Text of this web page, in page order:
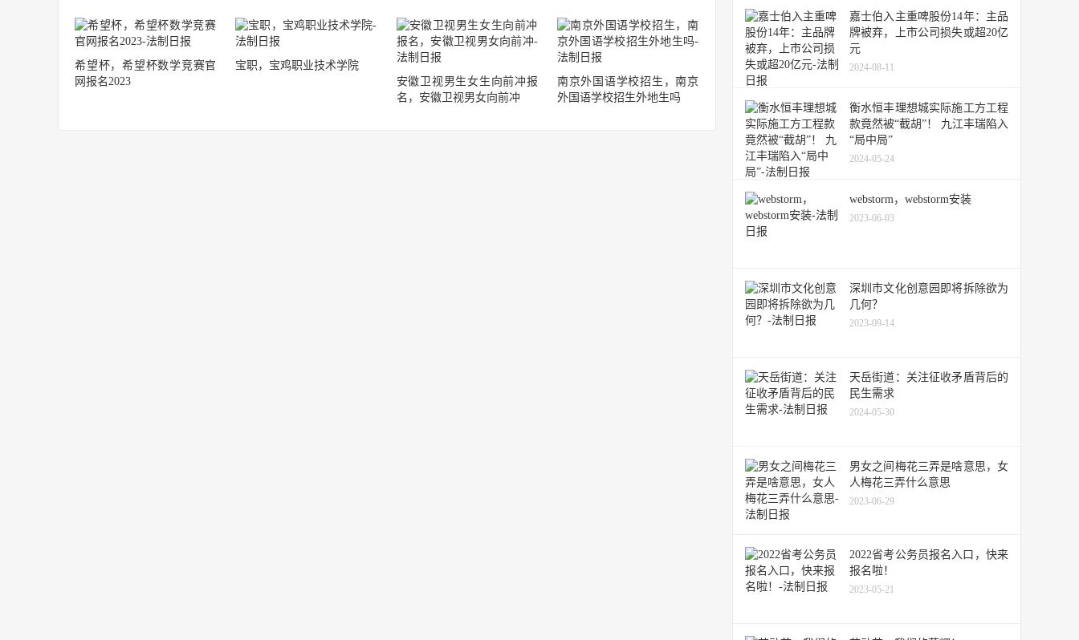
希望杯，希望杯数学竞赛官
网报名2023
宝职，宝鸡职业技术学院
安徽卫视男生女生向前冲报
名，安徽卫视男女向前冲
南京外国语学校招生，南京
外国语学校招生外地生吗
嘉士伯入主重啤股份14年：主品
牌被弃，上市公司损失或超20亿
元
2024-08-11
衡水恒丰理想城实际施工方工程
款竟然被“截胡”！ 九江丰瑞陷入
“局中局”
2024-05-24
webstorm，webstorm安装
2023-06-03
深圳市文化创意园即将拆除欲为
几何？
2023-09-14
天岳街道：关注征收矛盾背后的
民生需求
2024-05-30
男女之间梅花三弄是啥意思，女
人梅花三弄什么意思
2023-06-29
2022省考公务员报名入口，快来
报名啦！
2023-05-21